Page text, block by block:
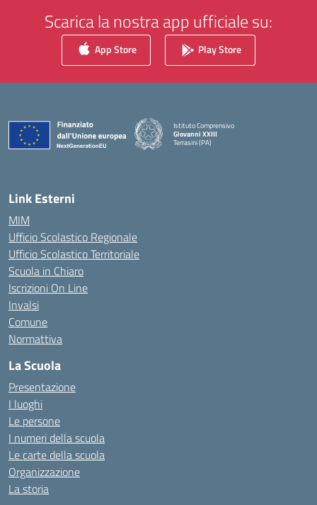
Scarica la nostra app ufficiale su:
App Store Play Store
Istituto Comprensivo
Giovanni XXIII
Terrasini (PA)
Link Esterni
MIM
Ufficio Scolastico Regionale
Ufficio Scolastico Territoriale
Scuola in Chiaro
Iscrizioni On Line
Invalsi
Comune
Normattiva
La Scuola
Presentazione
I luoghi
Le persone
I numeri della scuola
Le carte della scuola
Organizzazione
La storia